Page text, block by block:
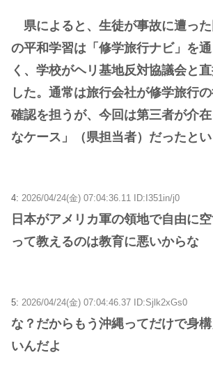
県によると、生徒が事故に遭っ
の平和学習は「修学旅行ナビ」を
く、学校がヘリ基地反対協議会と
した。通常は旅行会社が修学旅行
確認を担うが、今回は第三者が介
なケース」（県担当者）だったとい
4: 2026/04/24(金) 07:04:36.11 ID:I351in/j0
日本がアメリカ軍の領地で自由に
って教えるのは教育に悪いからな
5: 2026/04/24(金) 07:04:46.37 ID:Sjlk2xGs0
な？だからもう沖縄ってだけで身
いんだよ